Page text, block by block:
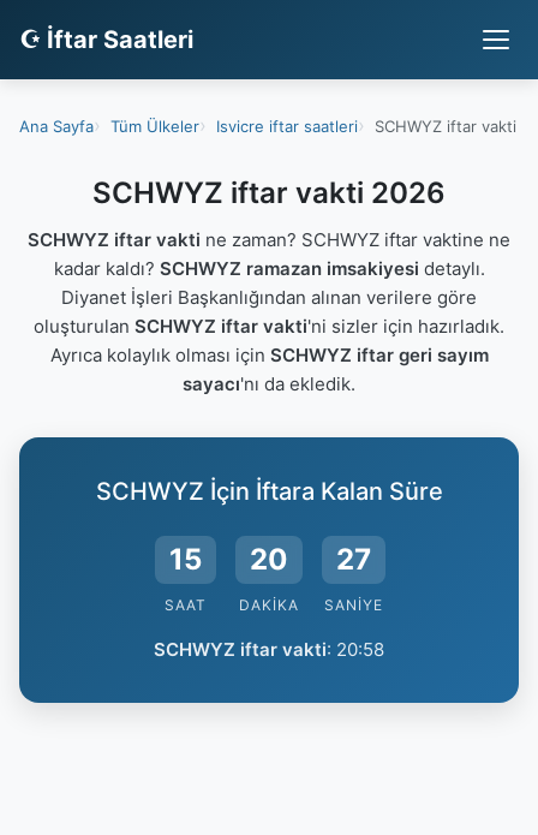
☪ İftar Saatleri
Ana Sayfa Tüm Ülkeler Isvicre iftar saatleri SCHWYZ iftar vakti
SCHWYZ iftar vakti 2026
SCHWYZ iftar vakti ne zaman? SCHWYZ iftar vaktine ne
kadar kaldı? SCHWYZ ramazan imsakiyesi detaylı.
Diyanet İşleri Başkanlığından alınan verilere göre
oluşturulan SCHWYZ iftar vakti'ni sizler için hazırladık.
Ayrıca kolaylık olması için SCHWYZ iftar geri sayım
sayacı'nı da ekledik.
SCHWYZ İçin İftara Kalan Süre
15
SAAT
20
DAKIKA
26
SANIYE
SCHWYZ iftar vakti: 20:58